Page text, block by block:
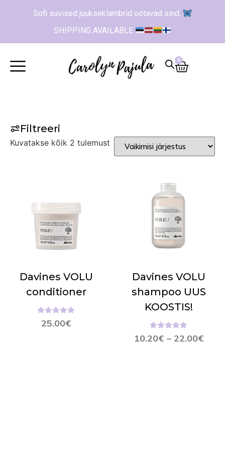
Sofi suvised juukseklambrid ootavad sind.
SHIPPING AVAILABLE
0
Filtreeri
Kuvatakse kõik 2 tulemust
Davines VOLU
conditioner
25.00€
Hinnanguga
5.00/ 5
Davines VOLU
shampoo UUS
KOOSTIS!
10.20€ – 22.00€
Hinnanguga
5.00
/ 5